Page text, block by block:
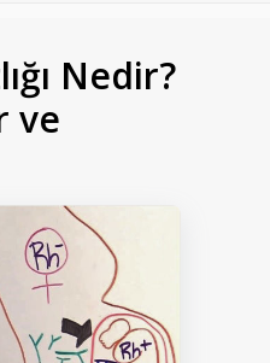
Nedir?
ve